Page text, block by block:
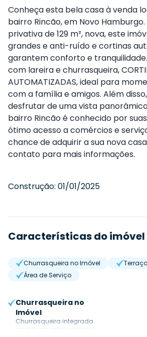
Conheça esta bela casa à venda
bairro Rincão, em Novo
privativa de 129 m², nova, este
grandes e anti-ruído e cortinas
garantem conforto e
com lareira e churrasqueira,
AUTOMATIZADAS, ideal para
com a família e amigos. Além
desfrutar de uma vista
bairro Rincão é conhecido por
ótimo acesso a comércios e
chance de adquirir a sua nova
contato para mais informações.
Construção: 01/01/2025
Características do imóvel
Churrasqueira no Imóvel
Terraço
Área de Serviço
Churrasqueira no
Imóvel
Churrasqueira integrada
para momentos especiais.